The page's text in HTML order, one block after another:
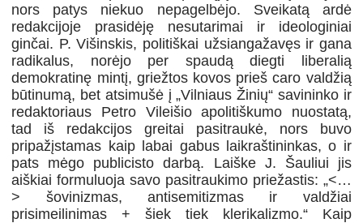
nors patys niekuo nepagelbėjo. Sveikatą ardė
redakcijoje prasidėję nesutarimai ir ideologiniai
ginčai. P. Višinskis, politiškai užsiangažavęs ir gana
radikalus, norėjo per spaudą diegti liberalią
demokratinę mintį, griežtos kovos prieš caro valdžią
būtinumą, bet atsimušė į „Vilniaus Žinių“ savininko ir
redaktoriaus Petro Vileišio apolitiškumo nuostatą,
tad iš redakcijos greitai pasitraukė, nors buvo
pripažįstamas kaip labai gabus laikraštininkas, o ir
pats mėgo publicisto darbą. Laiške J. Šauliui jis
aiškiai formuluoja savo pasitraukimo priežastis: „<…
> šovinizmas, antisemitizmas ir valdžiai
prisimeilinimas + šiek tiek klerikalizmo.“ Kaip